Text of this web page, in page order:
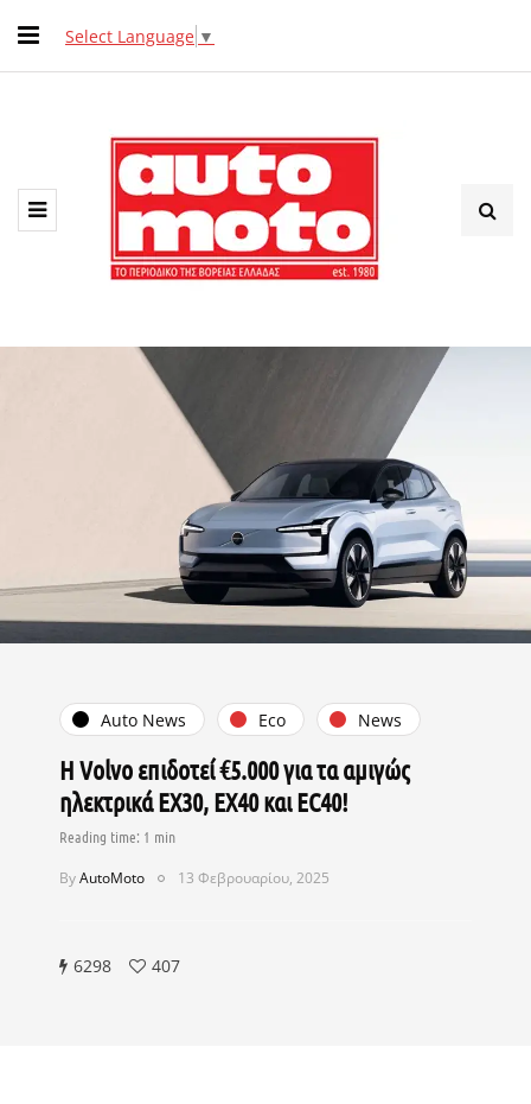
Select Language ▼
Auto News Eco News
Η Volvo επιδοτεί €5.000 για τα αμιγώς
ηλεκτρικά EX30, EX40 και EC40!
ByAutoMoto 13 Φεβρουαρίου, 2025
6298 407